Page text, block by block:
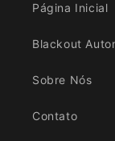
Página Inicial
Blackout
Sobre Nós
Contato